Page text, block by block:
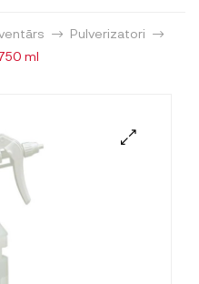
Pulverizatori
ml